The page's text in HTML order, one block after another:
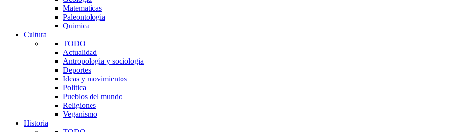
Matematicas
Paleontologia
Quimica
Cultura
TODO
Actualidad
Antropologia y sociologia
Deportes
Ideas y movimientos
Politica
Pueblos del mundo
Religiones
Veganismo
Historia